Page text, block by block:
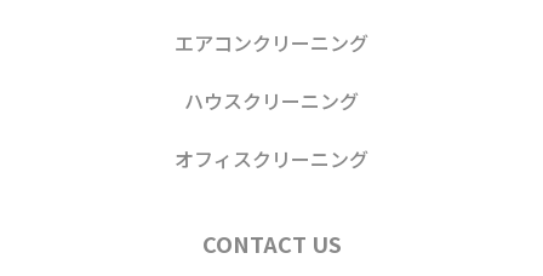
エアコンクリーニング
ハウスクリーニング
オフィスクリーニング
CONTACT US